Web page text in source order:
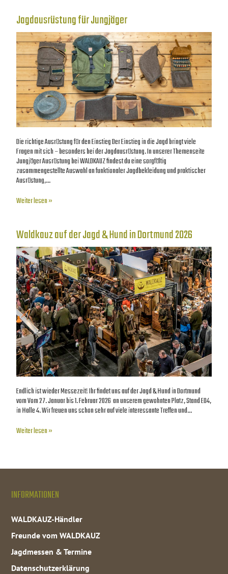
Jagdausrüstung für Jungjäger
Die richtige Ausrüstung für den Einstieg Der Einstieg in die Jagd bringt viele
Fragen mit sich – besonders bei der Jagdausrüstung. In unserer Themenseite
Jungjäger Ausrüstung bei WALDKAUZ findest du eine sorgfältig
zusammengestellte Auswahl an funktionaler Jagdbekleidung und praktischer
Ausrüstung,…
Weiter lesen »
Waldkauz auf der Jagd & Hund in Dortmund 2026
Endlich ist wieder Messezeit! Ihr findet uns auf der Jagd & Hund in Dortmund
vom Vom 27. Januar bis 1. Februar 2026 an unserem gewohnten Platz, Stand E04,
in Halle 4. Wir freuen uns schon sehr auf viele interessante Treffen und…
Weiter lesen »
INFORMATIONEN
WALDKAUZ-Händler
Freunde vom WALDKAUZ
Jagdmessen & Termine
Datenschutzerklärung